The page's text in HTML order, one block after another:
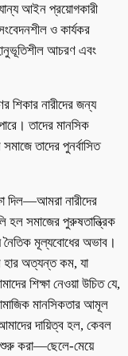
আইন প্রয়োগকারী
ও কার্যকর
আচরণ এবং
শিকার নারীদের জন্য
তাদের মানসিক
তাদের পুনর্বাসিত
দিল—আমরা নারীদের
হল সমাজের পুরুষতান্ত্রিক
নৈতিক মূল্যবোধের অভাব।
হার অত্যন্ত কম, যা
শিক্ষা নেওয়া উচিত যে,
মানসিকতার আমূল
দায়িত্ব হল, কেবল
শুরু করা—ছেলে-মেয়ে